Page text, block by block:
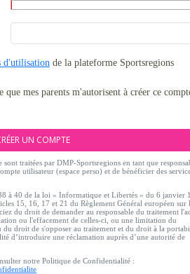
d'utilisation de la plateforme Sportsregions
mes parents m'autorisent à créer ce
UN COMPTE
traitées par DMP-Sportsregions en tant que
utilisateur (espace perso) et de bénéficier des
à 40 de la loi « Informatique et Libertés » du 6 janvier
15, 16, 17 et 21 du Règlement Général européen sur
du droit de demander au responsable du traitement
ou l'effacement de celles-ci, ou une limitation du
du droit de s'opposer au traitement et du droit à la
d’introduire une réclamation auprès d’une autorité de
notre Politique de Confidentialité :